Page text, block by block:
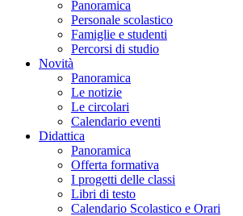
Panoramica
Personale scolastico
Famiglie e studenti
Percorsi di studio
Novità
Panoramica
Le notizie
Le circolari
Calendario eventi
Didattica
Panoramica
Offerta formativa
I progetti delle classi
Libri di testo
Calendario Scolastico e Orari